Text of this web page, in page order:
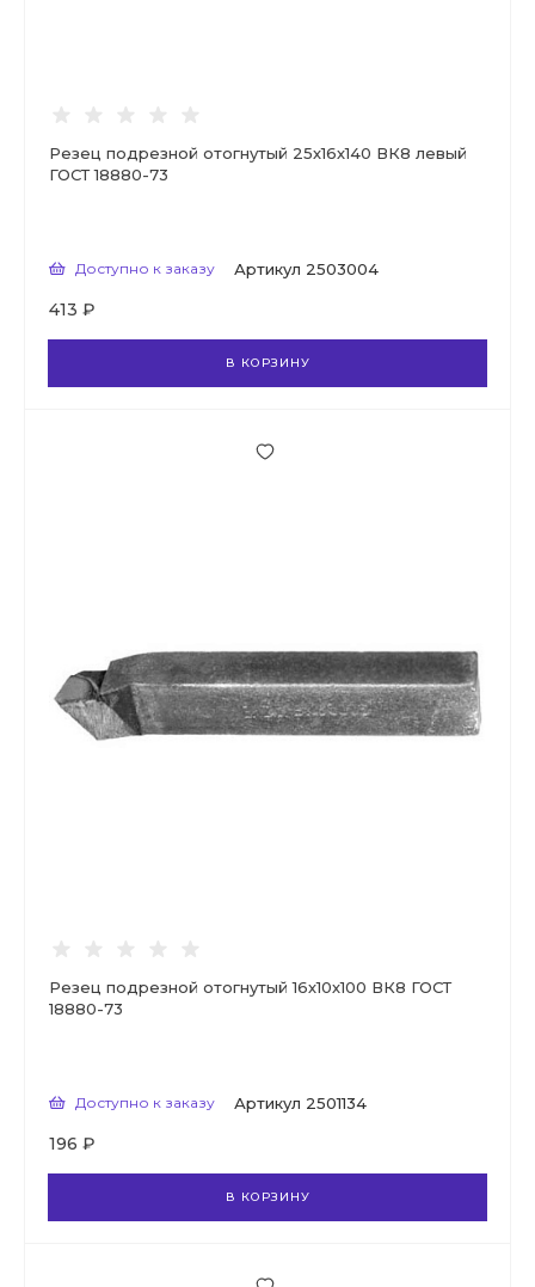
Резец подрезной отогнутый 25х16х140 ВК8 левый
ГОСТ 18880-73
Доступно к заказу Артикул 2503004
413 ₽
В КОРЗИНУ
Резец подрезной отогнутый 16х10х100 ВК8 ГОСТ
18880-73
Доступно к заказу Артикул 2501134
196 ₽
В КОРЗИНУ